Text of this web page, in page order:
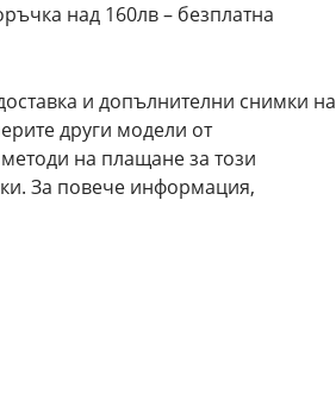
над 160лв – безплатна
и допълнителни снимки на
други модели от
на плащане за този
За повече информация,